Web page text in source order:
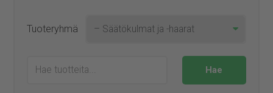
Tuoteryhmä